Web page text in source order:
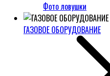
Фото ловушки
ГАЗОВОЕ ОБОРУДОВАНИЕ